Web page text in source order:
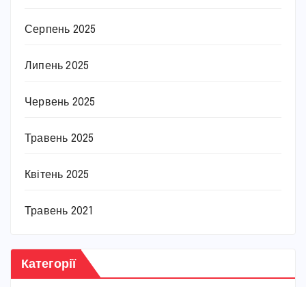
Серпень 2025
Липень 2025
Червень 2025
Травень 2025
Квітень 2025
Травень 2021
Категорії